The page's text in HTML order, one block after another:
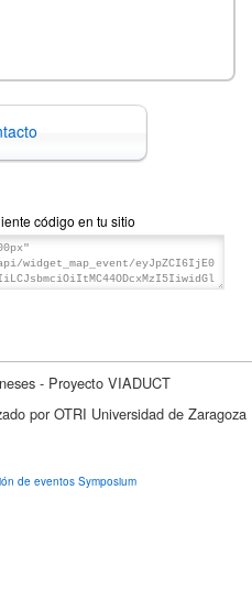
código en tu sitio
- Proyecto VIADUCT
por OTRI Universidad de Zaragoza
de eventos Symposium